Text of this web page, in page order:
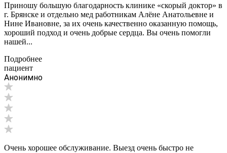
Приношу большую благодарность клинике «скорый доктор» в
г. Брянске и отдельно мед работникам Алёне Анатольевне и
Нине Ивановне, за их очень качественно оказанную помощь,
хороший подход и очень добрые сердца. Вы очень помогли
нашей...
Подробнее
пациент
Анонимно
Очень хорошее обслуживание. Выезд очень быстро не